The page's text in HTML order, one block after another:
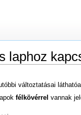
laphoz
változtatásai
félkövérrel vannak